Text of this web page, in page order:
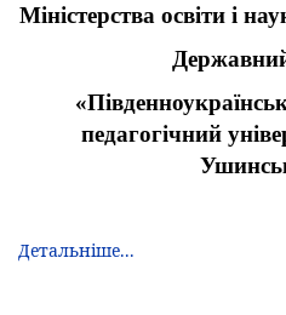
Міністерства освіти і
педагогічний
Детальніше...